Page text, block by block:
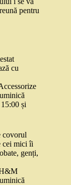
pentru
cu
și
covorul
cei mici îi
genți,